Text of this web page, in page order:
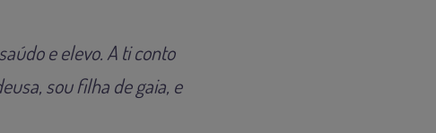
e elevo. A ti conto
sou filha de gaia, e